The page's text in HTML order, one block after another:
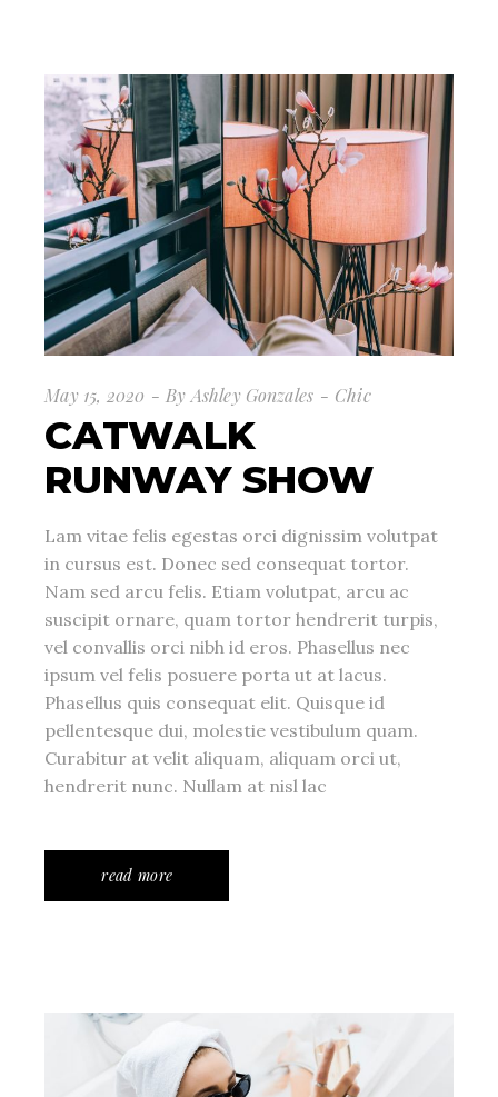
May 15, 2020 By Ashley Gonzales Chic
CATWALK
RUNWAY SHOW
Lam vitae felis egestas orci dignissim volutpat
in cursus est. Donec sed consequat tortor.
Nam sed arcu felis. Etiam volutpat, arcu ac
suscipit ornare, quam tortor hendrerit turpis,
vel convallis orci nibh id eros. Phasellus nec
ipsum vel felis posuere porta ut at lacus.
Phasellus quis consequat elit. Quisque id
pellentesque dui, molestie vestibulum quam.
Curabitur at velit aliquam, aliquam orci ut,
hendrerit nunc. Nullam at nisl lac
read more